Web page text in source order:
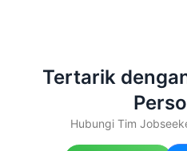
Tertarik
Hubungi Tim